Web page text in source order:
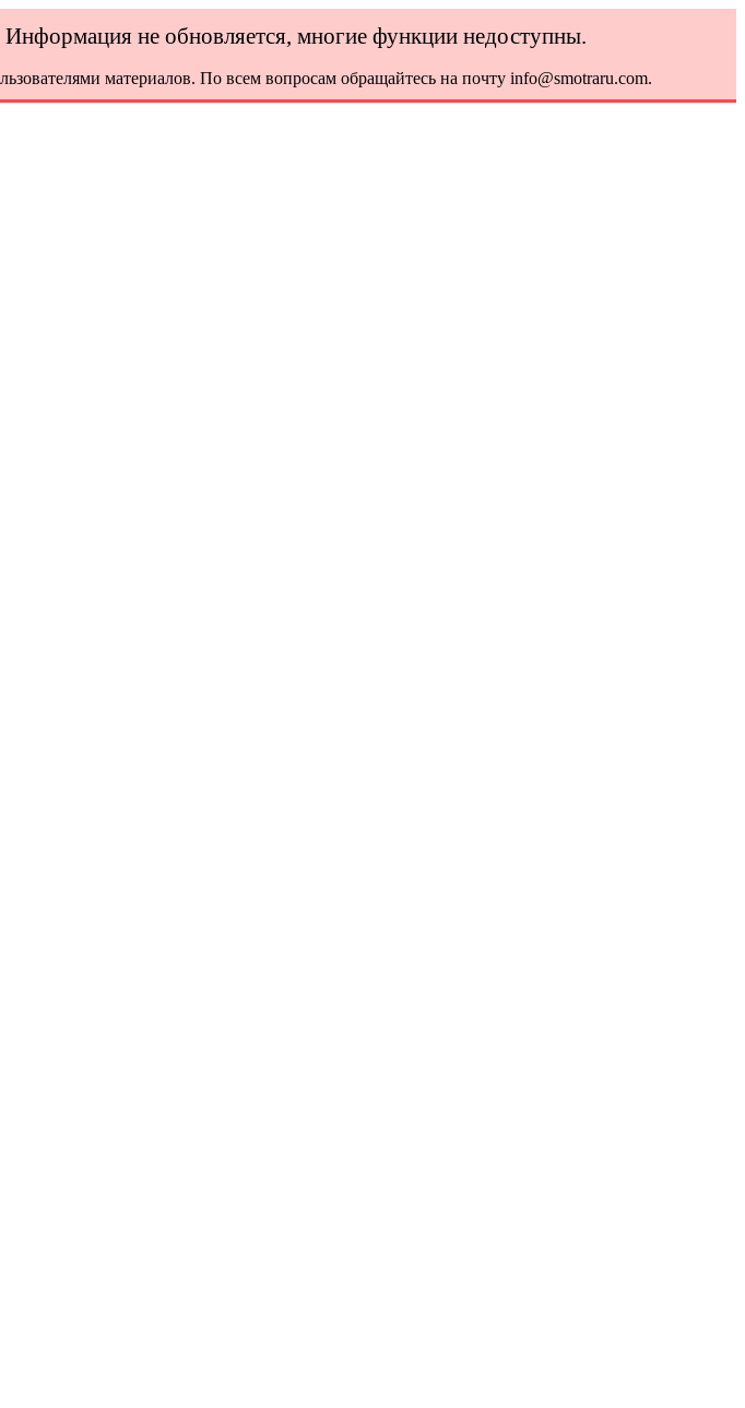
Информация не обновляется, многие функции недоступны.
материалов. По всем вопросам обращайтесь на почту info@smotraru.com.